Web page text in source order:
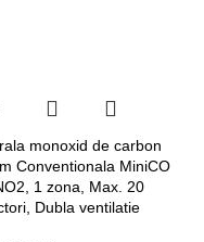
monoxid de carbon
Conventionala MiniCO
1 zona, Max. 20
Dubla ventilatie